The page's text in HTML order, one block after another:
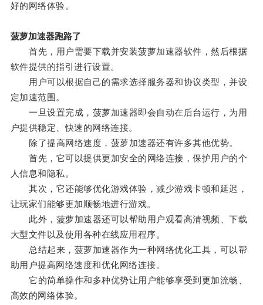
好的网络体验。
菠萝加速器跑路了
首先，用户需要下载并安装菠萝加速器软件，然后根据
软件提供的指引进行设置。
用户可以根据自己的需求选择服务器和协议类型，并设
定加速范围。
一旦设置完成，菠萝加速器即会自动在后台运行，为用
户提供稳定、快速的网络连接。
除了提高网络速度，菠萝加速器还有许多其他优势。
首先，它可以提供更加安全的网络连接，保护用户的个
人信息和隐私。
其次，它还能够优化游戏体验，减少游戏卡顿和延迟，
让玩家们能够更加顺畅地进行游戏。
此外，菠萝加速器还可以帮助用户观看高清视频、下载
大型文件以及使用各种在线应用程序。
总结起来，菠萝加速器作为一种网络优化工具，可以帮
助用户提高网络速度和优化网络连接。
它的简单操作和多种优势让用户能够享受到更加流畅、
高效的网络体验。